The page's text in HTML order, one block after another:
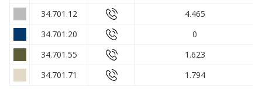
34.701.12
4.465
34.701.20
0
34.701.55
1.623
34.701.71
1.794